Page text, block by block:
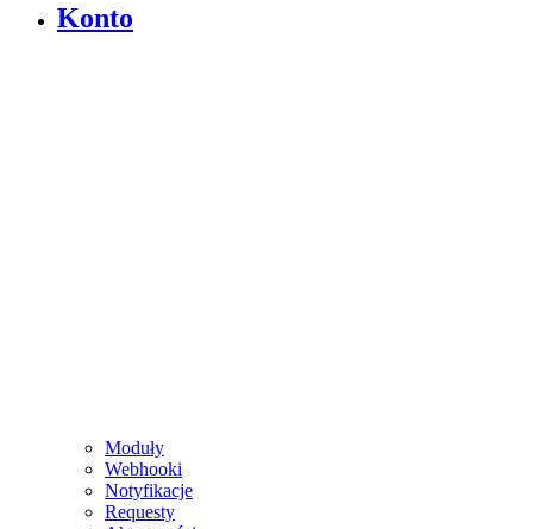
Konto
Moduły
Webhooki
Notyfikacje
Requesty